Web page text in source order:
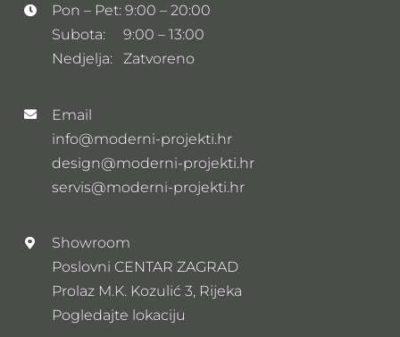
Pon – Pet: 9:00 – 20:00
Subota: 9:00 – 13:00
Nedjelja: Zatvoreno
Email
info@moderni-projekti.hr
design@moderni-projekti.hr
servis@moderni-projekti.hr
Showroom
Poslovni CENTAR ZAGRAD
Prolaz M.K. Kozulić 3, Rijeka
Pogledajte lokaciju